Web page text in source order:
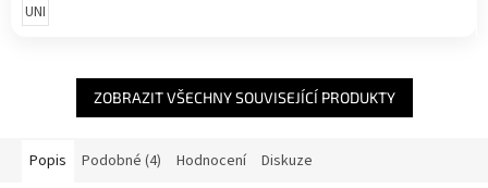
UNI
ZOBRAZIT VŠECHNY SOUVISEJÍCÍ PRODUKTY
Popis Podobné (4) Hodnocení Diskuze